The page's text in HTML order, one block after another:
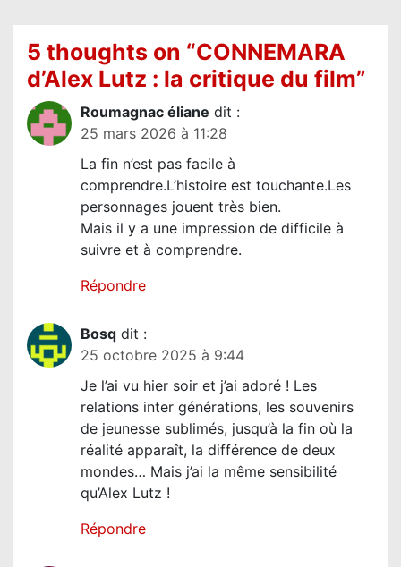
d
5 thoughts on “CONNEMARA
d’Alex Lutz : la critique du film”
Roumagnac éliane dit :
25 mars 2026 à 11:28
La fin n’est pas facile à
comprendre.L’histoire est touchante.Les
personnages jouent très bien.
Mais il y a une impression de difficile à
suivre et à comprendre.
Répondre
Bosq dit :
25 octobre 2025 à 9:44
Je l’ai vu hier soir et j’ai adoré ! Les
relations inter générations, les souvenirs
de jeunesse sublimés, jusqu’à la fin où la
réalité apparaît, la différence de deux
mondes… Mais j’ai la même sensibilité
qu’Alex Lutz !
Répondre